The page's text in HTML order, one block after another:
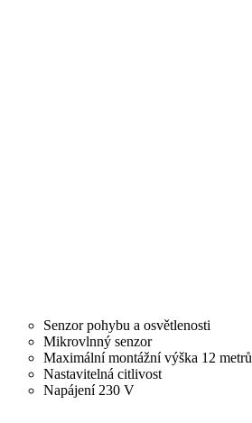
Senzor pohybu a osvětlenosti
Mikrovlnný senzor
Maximální montážní výška 12 metrů
Nastavitelná citlivost
Napájení 230 V